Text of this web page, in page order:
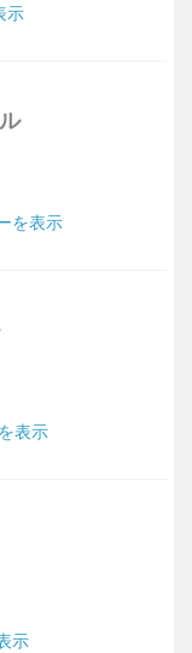
示
を表示
表示
示